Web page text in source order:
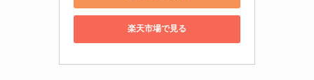
楽天市場で見る